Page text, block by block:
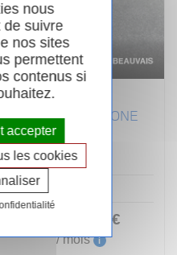
F60
ONE D LONGSTONE
Automatique
Garantie 12 mois
€
/ mois i
nous
de suivre
nos sites
permettent
contenus si
accepter
les cookies